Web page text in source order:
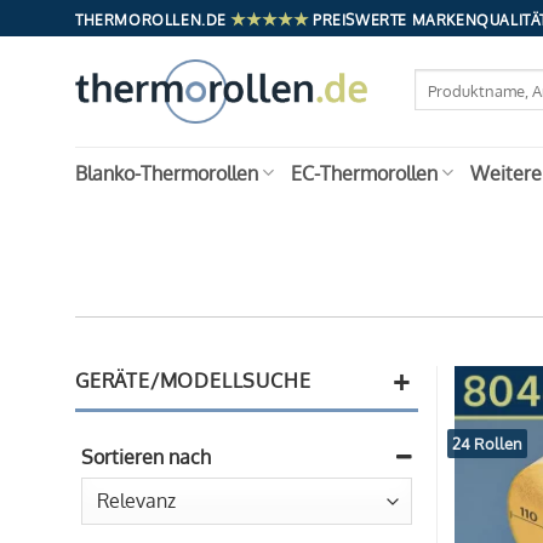
Inhalt
THERMOROLLEN.DE ★★★★★ PREISWERTE
nach:
Blanko-Thermorollen EC-Thermorollen
GERÄTE/MODELLSUCHE +
Sortieren nach
Sort Products
24 Rollen